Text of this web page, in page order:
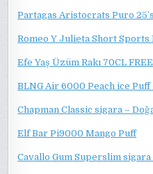
Partagas Aristocrats Puro
Romeo Y Julieta Short Sports
Efe Yaş Üzüm Rakı 70CL
BLNG Air 6000 Peach ice
Chapman Classic sigara –
Elf Bar Pi9000 Mango Puff
Cavallo Gum Superslim sigara